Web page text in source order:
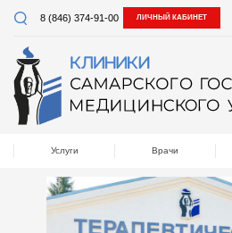
8 (846) 374-91-00 ЛИЧНЫЙ КАБИНЕТ
Услуги Врачи